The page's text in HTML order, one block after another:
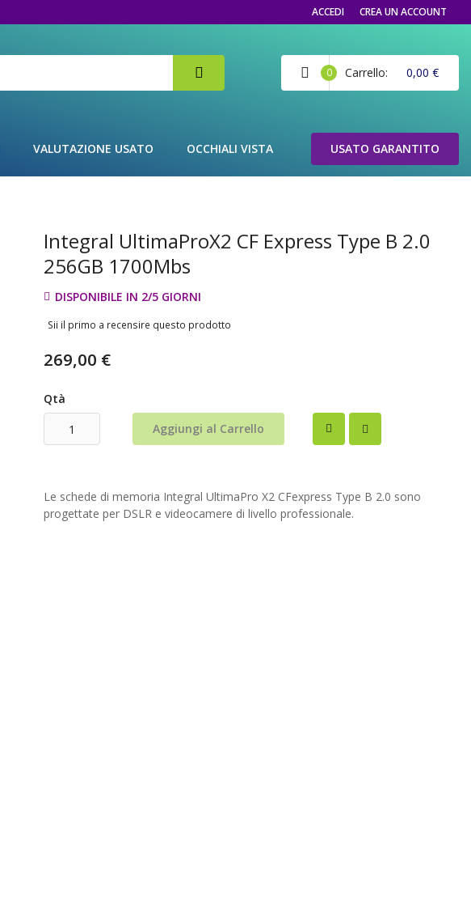
ACCEDI CREA UN ACCOUNT
Carrello
0 0,00 €
VALUTAZIONE USATO OCCHIALI VISTA USATO GARANTITO
all'inizio
immagini
Integral UltimaProX2 CF Express Type B 2.0
256GB 1700Mbs
DISPONIBILE IN 2/5 GIORNI
Sii il primo a recensire questo prodotto
269,00 €
Qtà
Aggiungi al Carrello
Le schede di memoria Integral UltimaPro X2 CFexpress Type B 2.0 sono
progettate per DSLR e videocamere di livello professionale.